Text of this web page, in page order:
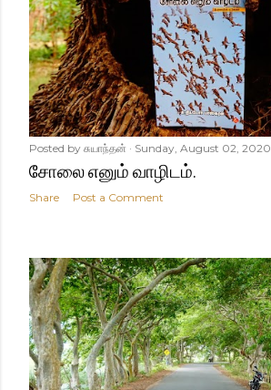
Posted by சுயாந்தன் Sunday, August 02, 2020
சோலை எனும் வாழிடம்.
Share Post a Comment